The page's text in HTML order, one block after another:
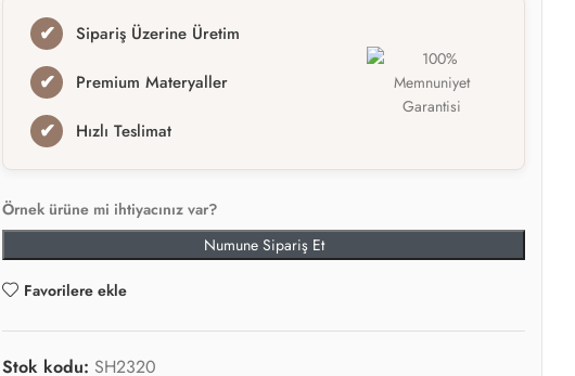
✔ Sipariş Üzerine Üretim
✔ Premium Materyaller
✔ Hızlı Teslimat
Örnek ürüne mi ihtiyacınız var?
Numune Sipariş Et
Favorilere ekle
Stok kodu: SH2320